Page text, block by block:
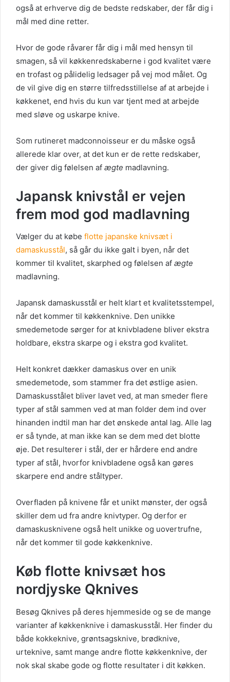
også at erhverve dig de bedste redskaber, der får dig i
mål med dine retter.
Hvor de gode råvarer får dig i mål med hensyn til
smagen, så vil køkkenredskaberne i god kvalitet være
en trofast og pålidelig ledsager på vej mod målet. Og
de vil give dig en større tilfredsstillelse af at arbejde i
køkkenet, end hvis du kun var tjent med at arbejde
med sløve og uskarpe knive.
Som rutineret madconnoisseur er du måske også
allerede klar over, at det kun er de rette redskaber,
der giver dig følelsen af ægte madlavning.
Japansk knivstål er vejen
frem mod god madlavning
Vælger du at købe flotte japanske knivsæt i
damaskusstål, så går du ikke galt i byen, når det
kommer til kvalitet, skarphed og følelsen af ægte
madlavning.
Japansk damaskusstål er helt klart et kvalitetsstempel,
når det kommer til køkkenknive. Den unikke
smedemetode sørger for at knivbladene bliver ekstra
holdbare, ekstra skarpe og i ekstra god kvalitet.
Helt konkret dækker damaskus over en unik
smedemetode, som stammer fra det østlige asien.
Damaskusstålet bliver lavet ved, at man smeder flere
typer af stål sammen ved at man folder dem ind over
hinanden indtil man har det ønskede antal lag. Alle lag
er så tynde, at man ikke kan se dem med det blotte
øje. Det resulterer i stål, der er hårdere end andre
typer af stål, hvorfor knivbladene også kan gøres
skarpere end andre ståltyper.
Overfladen på knivene får et unikt mønster, der også
skiller dem ud fra andre knivtyper. Og derfor er
damaskusknivene også helt unikke og uovertrufne,
når det kommer til gode køkkenknive.
Køb flotte knivsæt hos
nordjyske Qknives
Besøg Qknives på deres hjemmeside og se de mange
varianter af køkkenknive i damaskusstål. Her finder du
både kokkeknive, grøntsagsknive, brødknive,
urteknive, samt mange andre flotte køkkenknive, der
nok skal skabe gode og flotte resultater i dit køkken.